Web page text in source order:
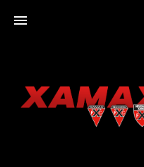
XAMAXFORUM